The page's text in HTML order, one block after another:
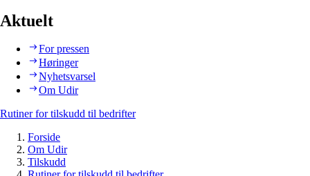
Aktuelt
For pressen
Høringer
Nyhetsvarsel
Om Udir
Rutiner for tilskudd til bedrifter
Forside
Om Udir
Tilskudd